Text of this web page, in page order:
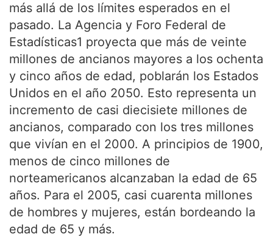
más allá de los límites esperados en el
pasado. La Agencia y Foro Federal de
Estadísticas1 proyecta que más de veinte
millones de ancianos mayores a los ochenta
y cinco años de edad, poblarán los Estados
Unidos en el año 2050. Esto representa un
incremento de casi diecisiete millones de
ancianos, comparado con los tres millones
que vivían en el 2000. A principios de 1900,
menos de cinco millones de
norteamericanos alcanzaban la edad de 65
años. Para el 2005, casi cuarenta millones
de hombres y mujeres, están bordeando la
edad de 65 y más.